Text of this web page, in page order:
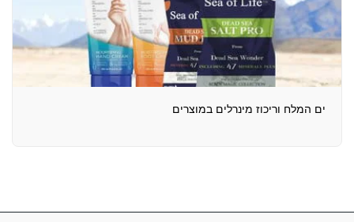
ים המלח וריכוז מינרלים במוצרים